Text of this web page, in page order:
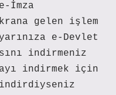
İmza
gelen işlem
e-Devlet
indirmeniz
indirmek için
indirdiyseniz